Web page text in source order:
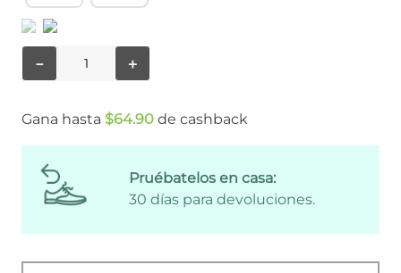
＋
－
Gana hasta $64.90 de cashback
Pruébatelos en casa:
30 días para devoluciones.